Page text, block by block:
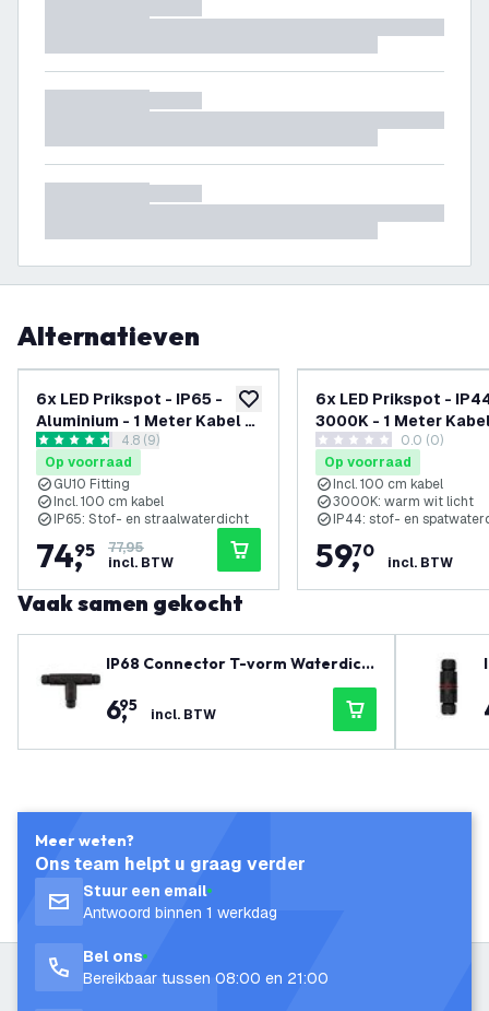
Alternatieven
toevoegen aan verlanglijst
6x LED Prikspot - IP65 -
Aluminium - 1 Meter Kabel -
GU10 Fitting - Antraciet
reviews drawer openen
4.8 score sterren4.8 (9)
Op voorraad
GU10 Fitting
Incl. 100 cm kabel
IP65: Stof- en straalwaterdicht
74,
95
77,95
incl. BTW
6x LED Prikspot -
3000K - 1 Meter
Zwart
0 score sterren0.0 (0)
Op voorraad
Incl. 100 cm kabel
3000K: warm wit licht
IP44: stof- en
59,
70
incl. BTW
Vaak samen gekocht
IP68 Connector T-vorm Waterdich
6,
95 incl. BTW
Meer weten?
Ons team helpt u graag verder
Stuur een email
Antwoord binnen 1 werkdag
Bel ons
Bereikbaar tussen 08:00 en 21:00